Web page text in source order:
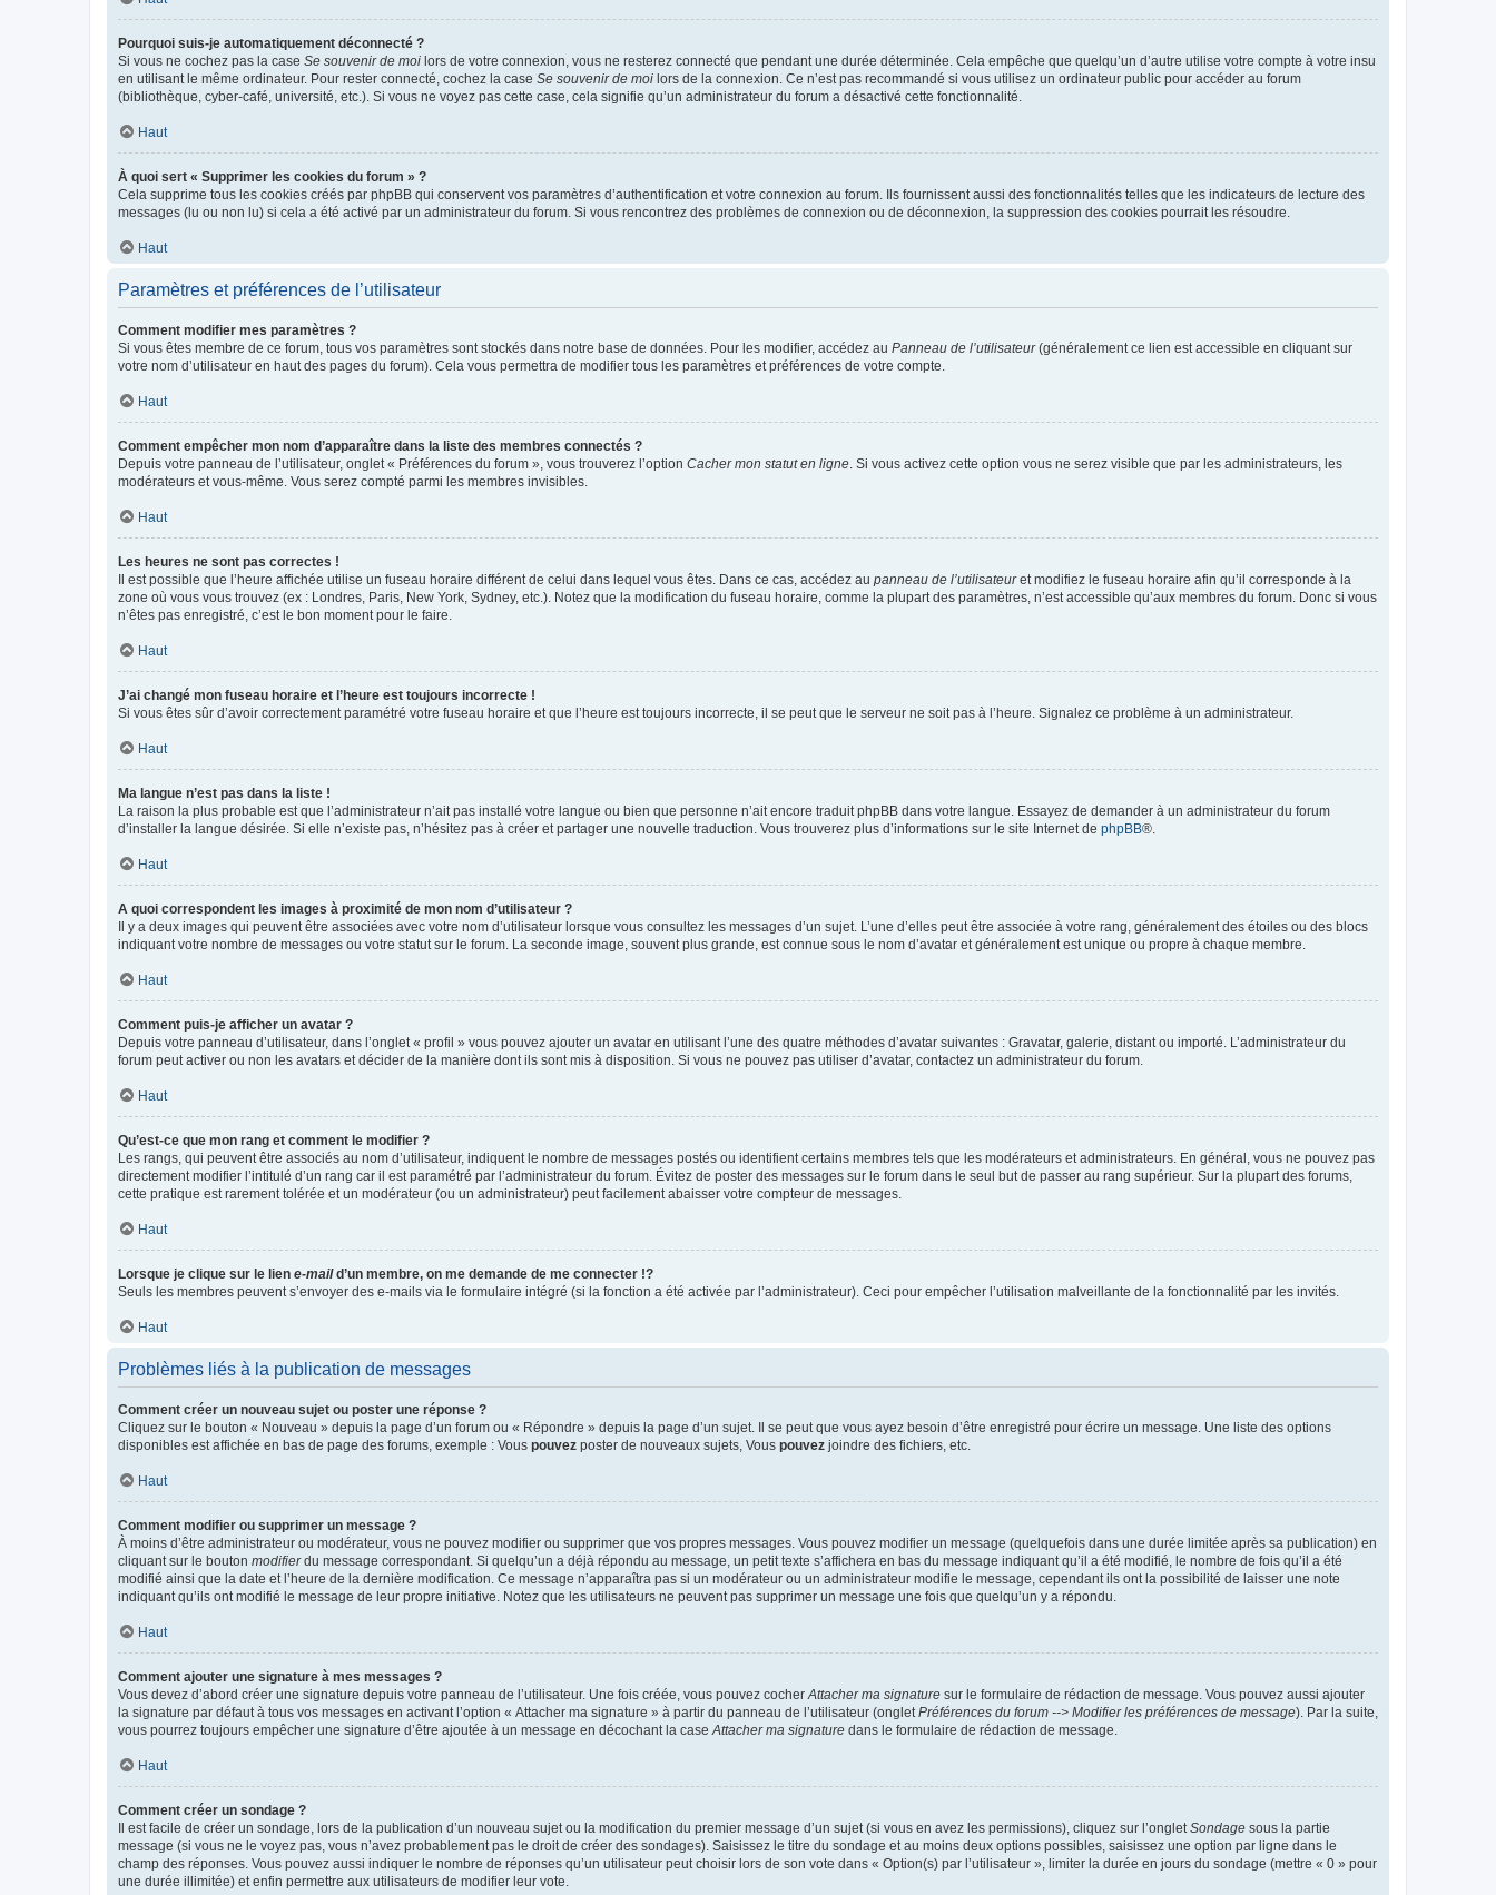
Pourquoi suis-je automatiquement déconnecté ?
Si vous ne cochez pas la case Se souvenir de moi lors de votre connexion, vous ne resterez connecté que pendant une durée déterminée. Cela empêche que quelqu’un d’autre utilise votre compte à votre insu
en utilisant le même ordinateur. Pour rester connecté, cochez la case Se souvenir de moi lors de la connexion. Ce n’est pas recommandé si vous utilisez un ordinateur public pour accéder au forum
(bibliothèque, cyber-café, université, etc.). Si vous ne voyez pas cette case, cela signifie qu’un administrateur du forum a désactivé cette fonctionnalité.
Haut
À quoi sert « Supprimer les cookies du forum » ?
Cela supprime tous les cookies créés par phpBB qui conservent vos paramètres d’authentification et votre connexion au forum. Ils fournissent aussi des fonctionnalités telles que les indicateurs de lecture des
messages (lu ou non lu) si cela a été activé par un administrateur du forum. Si vous rencontrez des problèmes de connexion ou de déconnexion, la suppression des cookies pourrait les résoudre.
Haut
Paramètres et préférences de l’utilisateur
Comment modifier mes paramètres ?
Si vous êtes membre de ce forum, tous vos paramètres sont stockés dans notre base de données. Pour les modifier, accédez au Panneau de l’utilisateur(généralement ce lien est accessible en cliquant sur
votre nom d’utilisateur en haut des pages du forum). Cela vous permettra de modifier tous les paramètres et préférences de votre compte.
Haut
Comment empêcher mon nom d’apparaître dans la liste des membres connectés ?
Depuis votre panneau de l’utilisateur, onglet « Préférences du forum », vous trouverez l’option Cacher mon statut en ligne . Si vous activez cette option vous ne serez visible que par les administrateurs, les
modérateurs et vous-même. Vous serez compté parmi les membres invisibles.
Haut
Les heures ne sont pas correctes !
Il est possible que l’heure affichée utilise un fuseau horaire différent de celui dans lequel vous êtes. Dans ce cas, accédez au panneau de l’utilisateuret modifiez le fuseau horaire afin qu’il corresponde à la
zone où vous vous trouvez (ex : Londres, Paris, New York, Sydney, etc.). Notez que la modification du fuseau horaire, comme la plupart des paramètres, n’est accessible qu’aux membres du forum. Donc si vous
n’êtes pas enregistré, c’est le bon moment pour le faire.
Haut
J’ai changé mon fuseau horaire et l’heure est toujours incorrecte !
Si vous êtes sûr d’avoir correctement paramétré votre fuseau horaire et que l’heure est toujours incorrecte, il se peut que le serveur ne soit pas à l’heure. Signalez ce problème à un administrateur.
Haut
Ma langue n’est pas dans la liste !
La raison la plus probable est que l’administrateur n’ait pas installé votre langue ou bien que personne n’ait encore traduit phpBB dans votre langue. Essayez de demander à un administrateur du forum
d’installer la langue désirée. Si elle n’existe pas, n’hésitez pas à créer et partager une nouvelle traduction. Vous trouverez plus d’informations sur le site Internet de phpBB®.
Haut
A quoi correspondent les images à proximité de mon nom d’utilisateur ?
Il y a deux images qui peuvent être associées avec votre nom d’utilisateur lorsque vous consultez les messages d’un sujet. L’une d’elles peut être associée à votre rang, généralement des étoiles ou des blocs
indiquant votre nombre de messages ou votre statut sur le forum. La seconde image, souvent plus grande, est connue sous le nom d’avatar et généralement est unique ou propre à chaque membre.
Haut
Comment puis-je afficher un avatar ?
Depuis votre panneau d’utilisateur, dans l’onglet « profil » vous pouvez ajouter un avatar en utilisant l’une des quatre méthodes d’avatar suivantes : Gravatar, galerie, distant ou importé. L’administrateur du
forum peut activer ou non les avatars et décider de la manière dont ils sont mis à disposition. Si vous ne pouvez pas utiliser d’avatar, contactez un administrateur du forum.
Haut
Qu’est-ce que mon rang et comment le modifier ?
Les rangs, qui peuvent être associés au nom d’utilisateur, indiquent le nombre de messages postés ou identifient certains membres tels que les modérateurs et administrateurs. En général, vous ne pouvez pas
directement modifier l’intitulé d’un rang car il est paramétré par l’administrateur du forum. Évitez de poster des messages sur le forum dans le seul but de passer au rang supérieur. Sur la plupart des forums,
cette pratique est rarement tolérée et un modérateur (ou un administrateur) peut facilement abaisser votre compteur de messages.
Haut
Lorsque je clique sur le lien e-maild’un membre, on me demande de me connecter !?
Seuls les membres peuvent s’envoyer des e-mails via le formulaire intégré (si la fonction a été activée par l’administrateur). Ceci pour empêcher l’utilisation malveillante de la fonctionnalité par les invités.
Haut
Problèmes liés à la publication de messages
Comment créer un nouveau sujet ou poster une réponse ?
Cliquez sur le bouton « Nouveau » depuis la page d’un forum ou « Répondre » depuis la page d’un sujet. Il se peut que vous ayez besoin d’être enregistré pour écrire un message. Une liste des options
disponibles est affichée en bas de page des forums, exemple : Vous pouvez poster de nouveaux sujets, Vous pouvez joindre des fichiers, etc.
Haut
Comment modifier ou supprimer un message ?
À moins d’être administrateur ou modérateur, vous ne pouvez modifier ou supprimer que vos propres messages. Vous pouvez modifier un message (quelquefois dans une durée limitée après sa publication) en
cliquant sur le bouton modifierdu message correspondant. Si quelqu’un a déjà répondu au message, un petit texte s’affichera en bas du message indiquant qu’il a été modifié, le nombre de fois qu’il a été
modifié ainsi que la date et l’heure de la dernière modification. Ce message n’apparaîtra pas si un modérateur ou un administrateur modifie le message, cependant ils ont la possibilité de laisser une note
indiquant qu’ils ont modifié le message de leur propre initiative. Notez que les utilisateurs ne peuvent pas supprimer un message une fois que quelqu’un y a répondu.
Haut
Comment ajouter une signature à mes messages ?
Vous devez d’abord créer une signature depuis votre panneau de l’utilisateur. Une fois créée, vous pouvez cocher Attacher ma signature sur le formulaire de rédaction de message. Vous pouvez aussi ajouter
la signature par défaut à tous vos messages en activant l’option « Attacher ma signature » à partir du panneau de l’utilisateur (onglet Préférences du forum --> Modifier les préférences de message). Par la suite,
vous pourrez toujours empêcher une signature d’être ajoutée à un message en décochant la case Attacher ma signature dans le formulaire de rédaction de message.
Haut
Comment créer un sondage ?
Il est facile de créer un sondage, lors de la publication d’un nouveau sujet ou la modification du premier message d’un sujet (si vous en avez les permissions), cliquez sur l’onglet Sondage sous la partie
message (si vous ne le voyez pas, vous n’avez probablement pas le droit de créer des sondages). Saisissez le titre du sondage et au moins deux options possibles, saisissez une option par ligne dans le
champ des réponses. Vous pouvez aussi indiquer le nombre de réponses qu’un utilisateur peut choisir lors de son vote dans « Option(s) par l’utilisateur », limiter la durée en jours du sondage (mettre « 0 » pour
une durée illimitée) et enfin permettre aux utilisateurs de modifier leur vote.